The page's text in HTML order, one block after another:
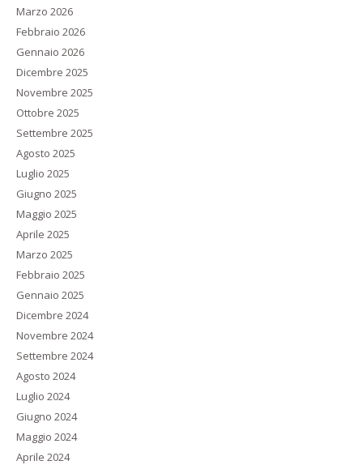
Marzo 2026
Febbraio 2026
Gennaio 2026
Dicembre 2025
Novembre 2025
Ottobre 2025
Settembre 2025
Agosto 2025
Luglio 2025
Giugno 2025
Maggio 2025
Aprile 2025
Marzo 2025
Febbraio 2025
Gennaio 2025
Dicembre 2024
Novembre 2024
Settembre 2024
Agosto 2024
Luglio 2024
Giugno 2024
Maggio 2024
Aprile 2024